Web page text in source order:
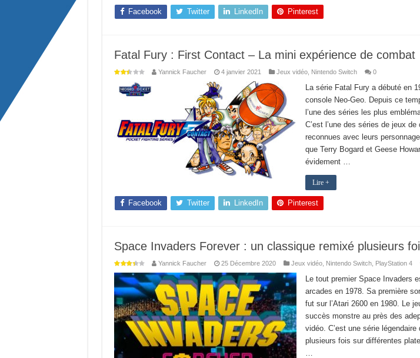
Facebook Twitter LinkedIn Pinterest
Fatal Fury : First Contact – La mini expérience de combat
Yannick Faucher 4 janvier 2021 Jeux vidéo, Nintendo Switch 0
La série Fatal Fury a débuté en
console Neo-Geo. Depuis ce
l’une des séries les plus
C’est l’une des séries de jeux
reconnues avec leurs
que Terry Bogard et Geese
évidement …
Lire +
Facebook Twitter LinkedIn Pinterest
Space Invaders Forever : un classique remixé plusieurs
Yannick Faucher 25 Décembre 2020 Jeux vidéo, Nintendo Switch, PlayStation 4
Le tout premier Space Invaders
arcades en 1978. Sa première
fut sur l’Atari 2600 en 1980. Le
succès monstre au près des
vidéo. C’est une série légendaire
plusieurs fois sur différentes
…